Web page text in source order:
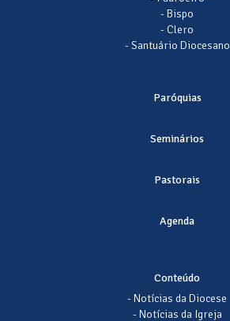
- Bispo
- Clero
- Santuário Diocesano
Paróquias
Seminários
Pastorais
Agenda
Conteúdo
- Notícias da Diocese
- Notícias da Igreja